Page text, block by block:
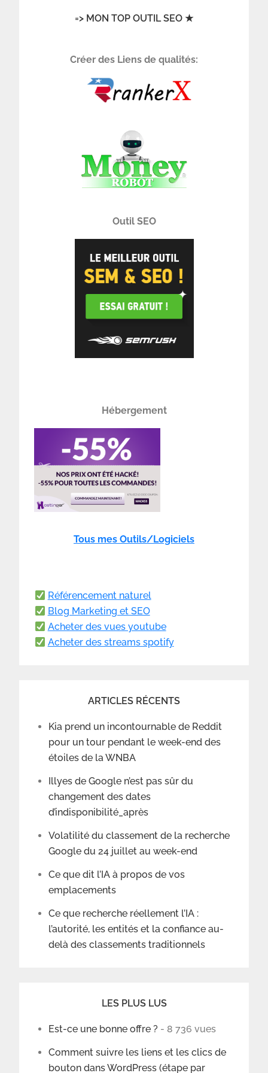
=> MON TOP OUTIL SEO ★
Créer des Liens de qualités:
Outil SEO
Hébergement
Tous mes Outils/Logiciels
Référencement naturel
Blog Marketing et SEO
Acheter des vues youtube
Acheter des streams spotify
ARTICLES RÉCENTS
Kia prend un incontournable de Reddit
pour un tour pendant le week-end des
étoiles de la WNBA
Illyes de Google n’est pas sûr du
changement des dates
d’indisponibilité_après
Volatilité du classement de la recherche
Google du 24 juillet au week-end
Ce que dit l’IA à propos de vos
emplacements
Ce que recherche réellement l’IA :
l’autorité, les entités et la confiance au-
delà des classements traditionnels
LES PLUS LUS
Est-ce une bonne offre ? - 8 736 vues
Comment suivre les liens et les clics de
bouton dans WordPress (étape par